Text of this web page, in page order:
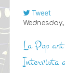
Tweet
pinterest
La Pop art
Intervista